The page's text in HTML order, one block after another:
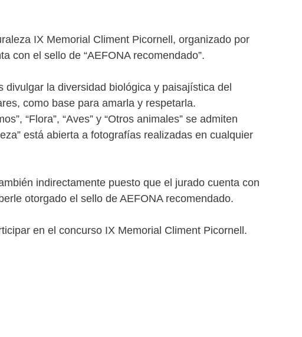
IX Memorial Climent Picornell, organizado por
con el sello de “AEFONA recomendado”.
la diversidad biológica y paisajística del
como base para amarla y respetarla.
“Flora”, “Aves” y “Otros animales” se admiten
está abierta a fotografías realizadas en cualquier
indirectamente puesto que el jurado cuenta con
otorgado el sello de AEFONA recomendado.
en el concurso IX Memorial Climent Picornell.